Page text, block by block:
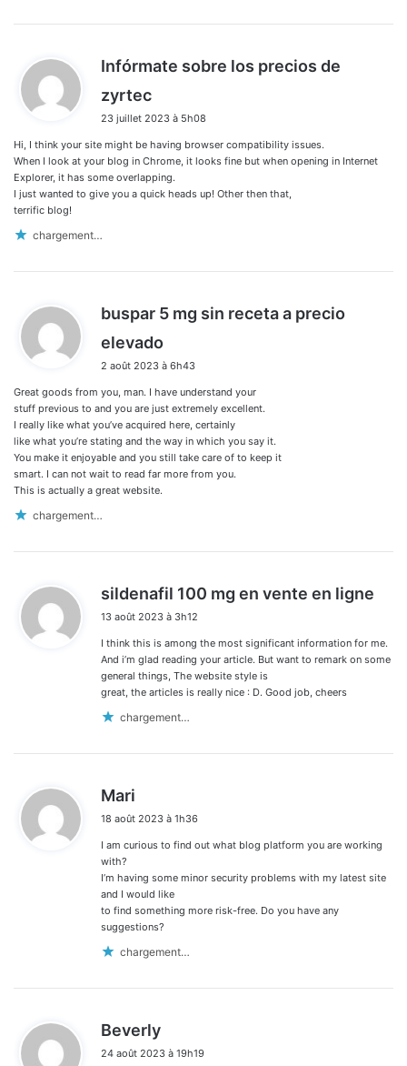
Infórmate sobre los precios de
zyrtec
t
:
23 juillet 2023 à 5h08
Hi, I think your site might be having browser compatibility issues.
When I look at your blog in Chrome, it looks fine but when opening in Internet
Explorer, it has some overlapping.
I just wanted to give you a quick heads up! Other then that,
terrific blog!
chargement…
buspar 5 mg sin receta a precio
elevado
t
:
2 août 2023 à 6h43
Great goods from you, man. I have understand your
stuff previous to and you are just extremely excellent.
I really like what you’ve acquired here, certainly
like what you’re stating and the way in which you say it.
You make it enjoyable and you still take care of to keep it
smart. I can not wait to read far more from you.
This is actually a great website.
chargement…
sildenafil 100 mg en vente en ligne
:
13 août 2023 à 3h12
I think this is among the most significant information for me.
And i’m glad reading your article. But want to remark on some
general things, The website style is
great, the articles is really nice : D. Good job, cheers
chargement…
Mari
t
18 août 2023 à 1h36
I am curious to find out what blog platform you are working
with?
I’m having some minor security problems with my latest site
and I would like
to find something more risk-free. Do you have any
suggestions?
chargement…
Beverly
t
24 août 2023 à 19h19